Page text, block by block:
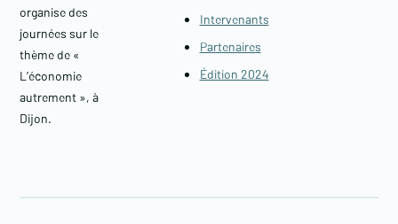
organise des
journées sur le
thème de «
L’économie
autrement », à
Dijon.
Intervenants
Partenaires
Édition 2024